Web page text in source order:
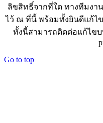
ลิขสิทธิ์จากที่ใด ทางทีมงา
ไว้ ณ ที่นี้ พร้อมทั้งยินดีแก้ไ
ทั้งนี้สามารถติดต่อแก้ไข
Go to top